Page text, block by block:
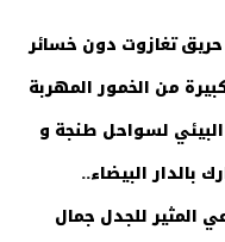
تغازوت دون خسائر
من الخمور المهربة
لسواحل طنجة و
البيضاء..
المثير للجدل جمال